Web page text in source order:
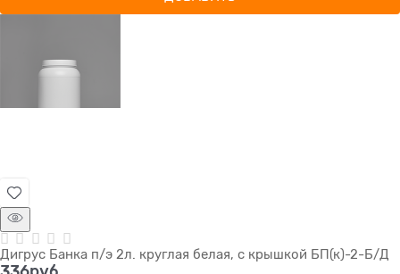
Дигрус Банка п/э 2л. круглая белая, с крышкой БП(к)-2-Б/Д